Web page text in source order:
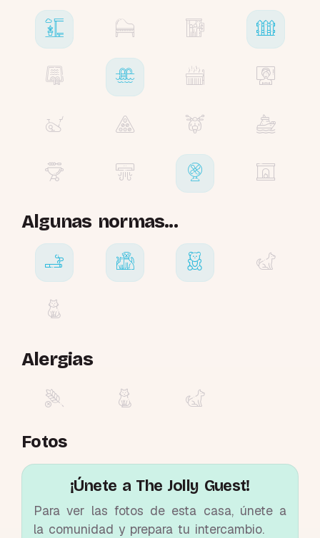
Algunas normas...
Alergias
Fotos
¡Únete a The Jolly Guest!
Para ver las fotos de esta casa, únete a
la comunidad y prepara tu intercambio.